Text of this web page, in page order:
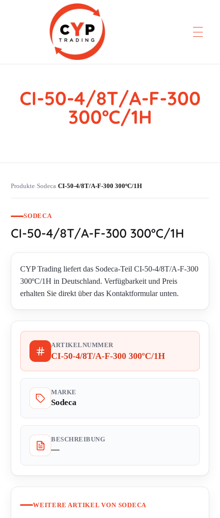
CYP Trading
Professionelle Ersatzteilbeschaffung
CI-50-4/8T/A-F-300
300ºC/1H
Produkte›Sodeca›CI-50-4/8T/A-F-300 300ºC/1H
SODECA
CI-50-4/8T/A-F-300 300ºC/1H
CYP Trading liefert das Sodeca-Teil CI-50-4/8T/A-F-300
300ºC/1H in Deutschland. Verfügbarkeit und Preis
erhalten Sie direkt über das Kontaktformular unten.
ARTIKELNUMMER
CI-50-4/8T/A-F-300 300ºC/1H
MARKE
Sodeca
BESCHREIBUNG
—
WEITERE ARTIKEL VON SODECA